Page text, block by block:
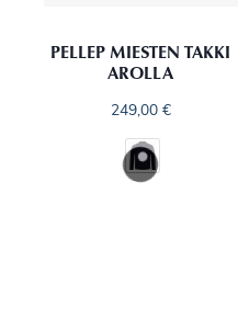
PELLEP MIESTEN TAKKI
AROLLA
249,00 €